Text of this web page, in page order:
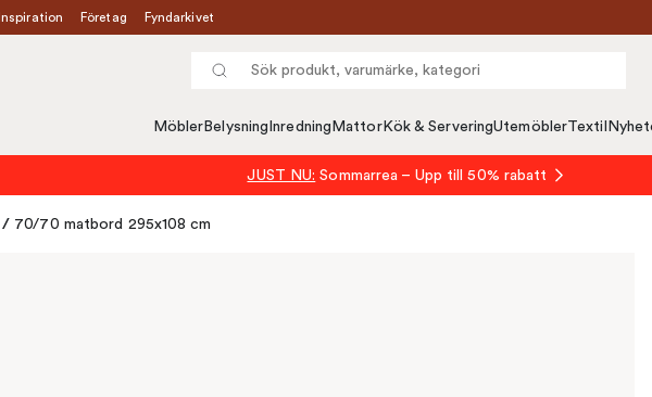
Inspiration Företag Fyndarkivet
Möbler Belysning Inredning MattorKök & ServeringUtemöblerTextil
JUST NU: Sommarrea – Upp till 50% rabatt
/ 70/70 matbord 295x108 cm